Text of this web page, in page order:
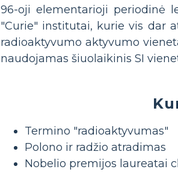
96-oji elementarioji periodinė
"Curie" institutai, kurie vis dar
radioaktyvumo aktyvumo
naudojamas šiuolaikinis SI
Termino "radioaktyvumas"
Polono ir radžio atradimas
Nobelio premijos laureatai